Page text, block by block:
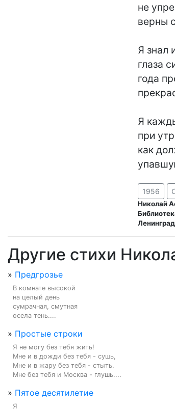
не
верны
Я знал
глаза
года
Я
при
как
1956
Николай
Другие стихи
» Предгрозье
В комнате высокой
на целый день
сумрачная, смутная
осела тень....
» Простые строки
Я не могу без тебя жить!
Мне и в дожди без тебя - сушь,
Мне и в жару без тебя - стыть.
Мне без тебя и Москва - глушь....
» Пятое десятилетие
Я